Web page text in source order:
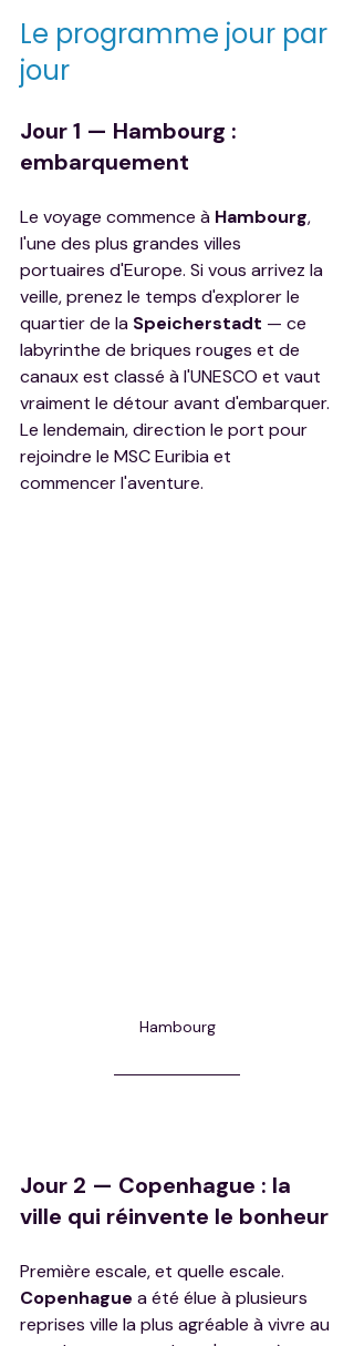
Le programme jour par
jour
Jour 1 — Hambourg :
embarquement
Le voyage commence à Hambourg,
l'une des plus grandes villes
portuaires d'Europe. Si vous arrivez la
veille, prenez le temps d'explorer le
quartier de la Speicherstadt — ce
labyrinthe de briques rouges et de
canaux est classé à l'UNESCO et vaut
vraiment le détour avant d'embarquer.
Le lendemain, direction le port pour
rejoindre le MSC Euribia et
commencer l'aventure.
Hambourg
Jour 2 — Copenhague : la
ville qui réinvente le bonheur
Première escale, et quelle escale.
Copenhague a été élue à plusieurs
reprises ville la plus agréable à vivre au